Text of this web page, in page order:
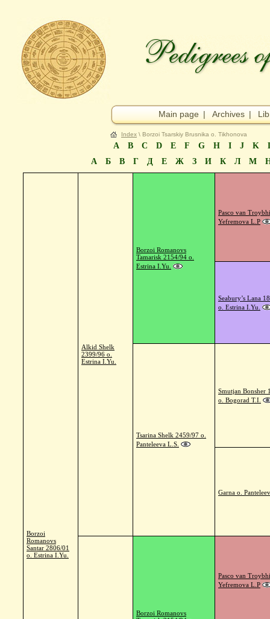
Main page | Archives |
Index \ Borzoi Tsarskiy Brusnika o. Tikhonova
A B C D E F G H I J K
А
Б В Г Д Е Ж З И К Л М
Borzoi
Romanovs
Santar 2806/01
o. Estrina I.Yu.
Alkid Shelk
2399/96 o.
Estrina I.Yu.
Borzoi Romanovs
Tamarisk 2154/94 o.
Estrina I.Yu.
Pasco van
Yefremova L.P
Seabury’s Lana
o. Estrina I.Yu.
Tsarina Shelk 2459/97 o.
Panteleeva L.S.
Smutjan Bonsher
o. Bogorad T.I.
Garna o.
Borzoi Romanovs
Pasco van
Yefremova L.P